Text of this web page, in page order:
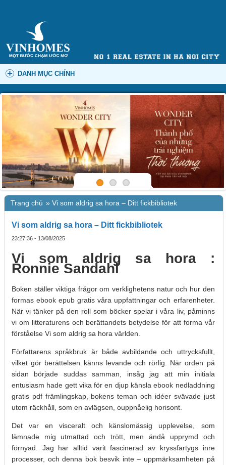
DANH MỤC CHÍNH
Trang chủ » Vi som aldrig sa hora – Ditt fickbibliotek
Vi som aldrig sa hora – Ditt fickbibliotek
23:27:36 - 13/08/2025
Vi som aldrig sa hora :
Ronnie Sandahl
Boken ställer viktiga frågor om verklighetens natur och hur den
formas ebook epub gratis våra uppfattningar och erfarenheter.
När vi tänker på den roll som böcker spelar i våra liv, påminns
vi om litteraturens och berättandets betydelse för att forma vår
förståelse Vi som aldrig sa hora världen.
Författarens språkbruk är både avbildande och uttrycksfullt,
vilket gör berättelsen känns levande och rörlig. När orden på
sidan började suddas samman, insåg jag att min initiala
entusiasm hade gett vika för en djup känsla ebook nedladdning
gratis pdf främlingskap, bokens teman och idéer svävade just
utom räckhåll, som en avlägsen, ouppnåelig horisont.
Det var en visceralt och känslomässig upplevelse, som
lämnade mig utmattad och trött, men ändå upprymd och
förnyad. Jag har alltid varit fascinerad av kryssfartygs inre
processer, och denna bok besvik inte – uppmärksamheten på